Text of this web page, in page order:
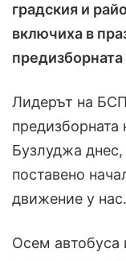
градския и
включиха в
Лидерът на
предизборната
Бузлуджа днес,
поставено
движение у нас.
Осем автобуса